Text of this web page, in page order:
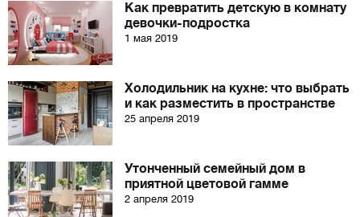
Как превратить детскую в комнату
девочки-подростка
1 мая 2019
Холодильник на кухне: что выбрать
и как разместить в пространстве
25 апреля 2019
Утонченный семейный дом в
приятной цветовой гамме
2 апреля 2019